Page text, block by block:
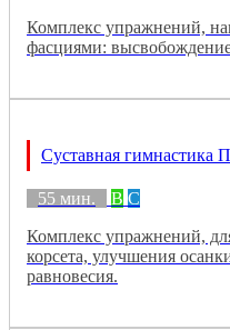
Комплекс упражнений,
фасциями:
Суставная гимнастика
55 мин. B C
Комплекс упражнений,
корсета, улучшения
равновесия.